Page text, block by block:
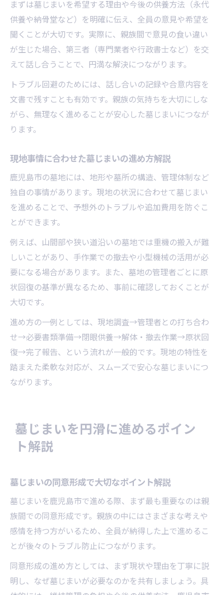
まずは墓じまいを希望する理由や今後の供養方法（永代
供養や納骨堂など）を明確に伝え、全員の意見や希望を
聞くことが大切です。実際に、親族間で意見の食い違い
が生じた場合、第三者（専門業者や行政書士など）を交
えて話し合うことで、円満な解決につながります。
トラブル回避のためには、話し合いの記録や合意内容を
文書で残すことも有効です。親族の気持ちを大切にしな
がら、無理なく進めることが安心した墓じまいにつなが
ります。
現地事情に合わせた墓じまいの進め方解説
鹿児島市の墓地には、地形や墓所の構造、管理体制など
独自の事情があります。現地の状況に合わせて墓じまい
を進めることで、予想外のトラブルや追加費用を防ぐこ
とができます。
例えば、山間部や狭い道沿いの墓地では重機の搬入が難
しいことがあり、手作業での撤去や小型機械の活用が必
要になる場合があります。また、墓地の管理者ごとに原
状回復の基準が異なるため、事前に確認しておくことが
大切です。
進め方の一例としては、現地調査→管理者との打ち合わ
せ→必要書類準備→閉眼供養→解体・撤去作業→原状回
復→完了報告、という流れが一般的です。現地の特性を
踏まえた柔軟な対応が、スムーズで安心な墓じまいにつ
ながります。
墓じまいを円滑に進めるポイン
ト解説
墓じまいの同意形成で大切なポイント解説
墓じまいを鹿児島市で進める際、まず最も重要なのは親
族間での同意形成です。親族の中にはさまざまな考えや
感情を持つ方がいるため、全員が納得した上で進めるこ
とが後々のトラブル防止につながります。
同意形成の進め方としては、まず現状や理由を丁寧に説
明し、なぜ墓じまいが必要なのかを共有しましょう。具